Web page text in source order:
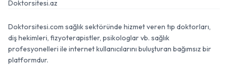
Doktorsitesi.az
Doktorsitesi.com sağlık sektöründe hizmet veren tıp doktorları,
diş hekimleri, fizyoterapistler, psikologlar vb. sağlık
profesyonelleri ile internet kullanıcılarını buluşturan bağımsız bir
platformdur.